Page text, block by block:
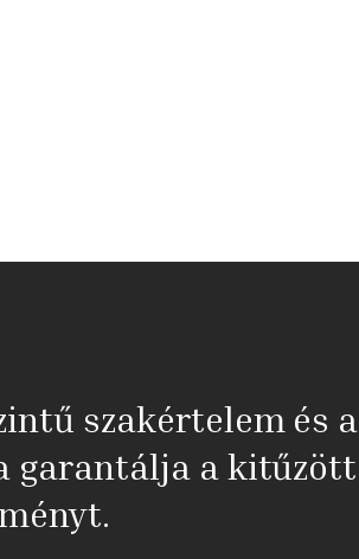
szakértelem és a
garantálja a kitűzött